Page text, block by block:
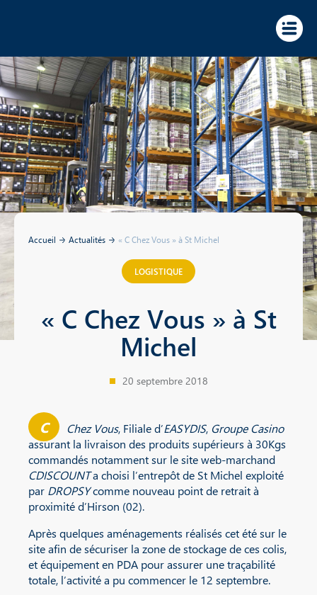
Accueil Actualités « C Chez Vous » à St Michel
LOGISTIQUE
« C Chez Vous » à St
Michel
20 septembre 2018
C Chez Vous, Filiale d’EASYDIS, Groupe Casino
assurant la livraison des produits supérieurs à 30Kgs
commandés notamment sur le site web-marchand
CDISCOUNTa choisi l’entrepôt de St Michel exploité
par DROPSYcomme nouveau point de retrait à
proximité d’Hirson (02).
Après quelques aménagements réalisés cet été sur le
site afin de sécuriser la zone de stockage de ces colis,
et équipement en PDA pour assurer une traçabilité
totale, l’activité a pu commencer le 12 septembre.